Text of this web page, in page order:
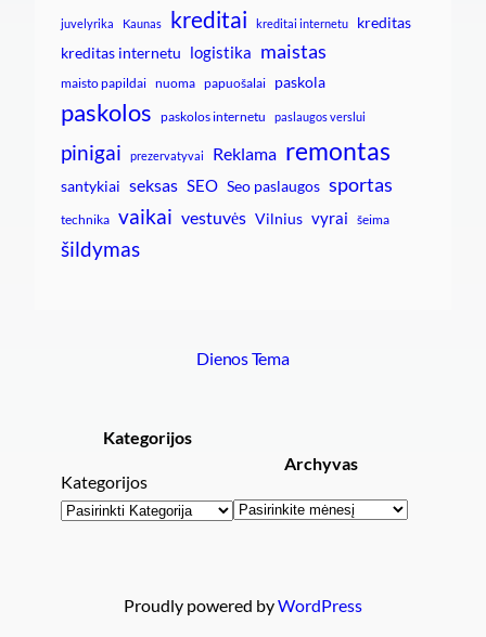
juvelyrika Kaunas kreditai kreditai internetu
kreditas
kreditas internetu logistika maistas
maisto papildai nuoma papuošalai paskola
paskolos paskolos internetu paslaugos verslui
pinigai prezervatyvai Reklama remontas
santykiai seksas SEO Seo paslaugos sportas
technika vaikai vestuvės Vilnius vyrai šeima
šildymas
Dienos Tema
Kategorijos
Kategorijos
Archyvas
Archyvai
Proudly powered byWordPress